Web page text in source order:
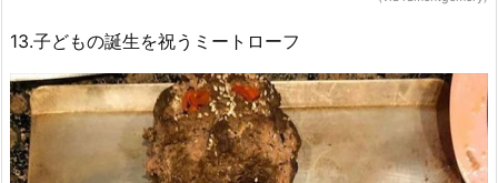
13.子どもの誕生を祝うミートローフ